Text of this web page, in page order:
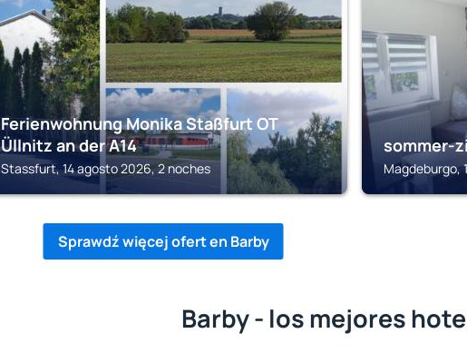
Ferienwohnung Monika Staßfurt OT
Üllnitz an der A14
Stassfurt, 14 agosto 2026, 2 noches
sommer-
Magdeburgo,
Sprawdź więcej ofert en Barby
Barby - los mejores